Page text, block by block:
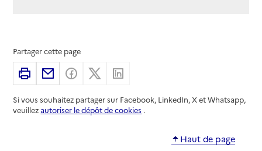
Partager cette page
ImprimerPartager par email
Partager sur Facebook
Partager sur X
Si vous souhaitez partager sur Facebook, LinkedIn, X et Whatsapp,
veuillezautoriser le dépôt de cookies .
Haut de page